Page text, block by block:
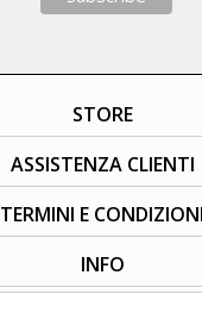
STORE
ASSISTENZA CLIENTI
TERMINI E CONDIZIONI
INFO